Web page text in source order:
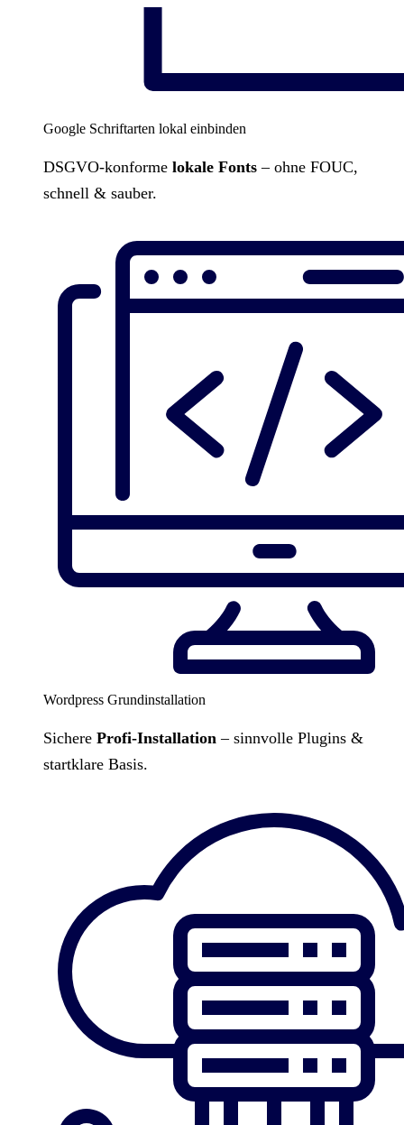
Google Schriftarten lokal einbinden
DSGVO-konforme lokale Fonts – ohne FOUC,
schnell & sauber.
Wordpress Grundinstallation
Sichere Profi-Installation – sinnvolle Plugins &
startklare Basis.